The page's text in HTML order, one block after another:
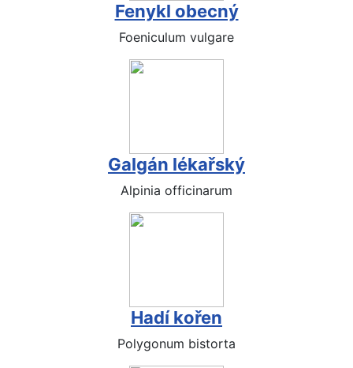
Fenykl obecný
Foeniculum vulgare
Galgán lékařský
Alpinia officinarum
Hadí kořen
Polygonum bistorta